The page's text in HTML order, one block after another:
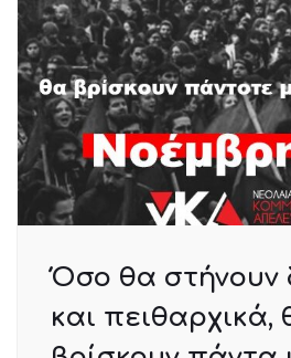
Όσο θα στήνουν
και πειθαρχικά,